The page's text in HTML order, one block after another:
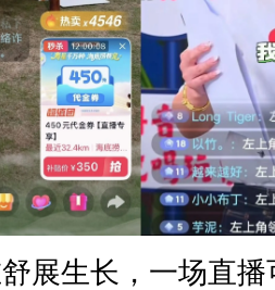
展生长，一场直